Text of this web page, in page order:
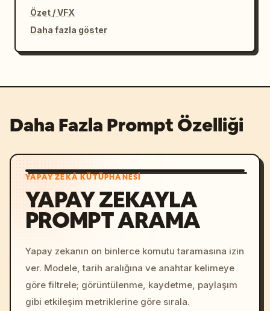
Özet / VFX
Daha fazla göster
Daha Fazla Prompt Özelliği
YAPAY ZEKÂ KÜTÜPHANESI
YAPAY ZEKAYLA
PROMPT ARAMA
Yapay zekanın on binlerce komutu taramasına izin
ver. Modele, tarih aralığına ve anahtar kelimeye
göre filtrele; görüntülenme, kaydetme, paylaşım
gibi etkileşim metriklerine göre sırala.